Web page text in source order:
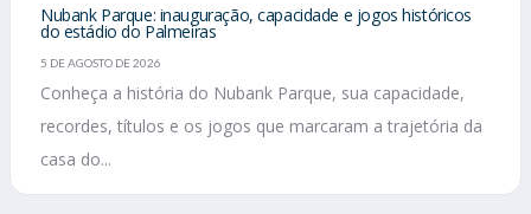
Nubank Parque: inauguração, capacidade e jogos históricos
do estádio do Palmeiras
5 DE AGOSTO DE 2026
Conheça a história do Nubank Parque, sua capacidade,
recordes, títulos e os jogos que marcaram a trajetória da
casa do...